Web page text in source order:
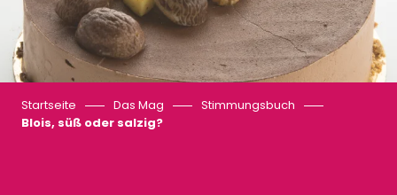
Startseite Das Mag
Stimmungsbuch
Blois, süß oder salzig?